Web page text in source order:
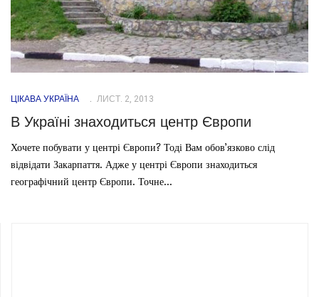
ЦІКАВА УКРАЇНА ЛИСТ. 2, 2013
В Україні знаходиться центр Європи
Хочете побувати у центрі Європи? Тоді Вам обов’язково слід
відвідати Закарпаття. Адже у центрі Європи знаходиться
географічний центр Європи. Точне...